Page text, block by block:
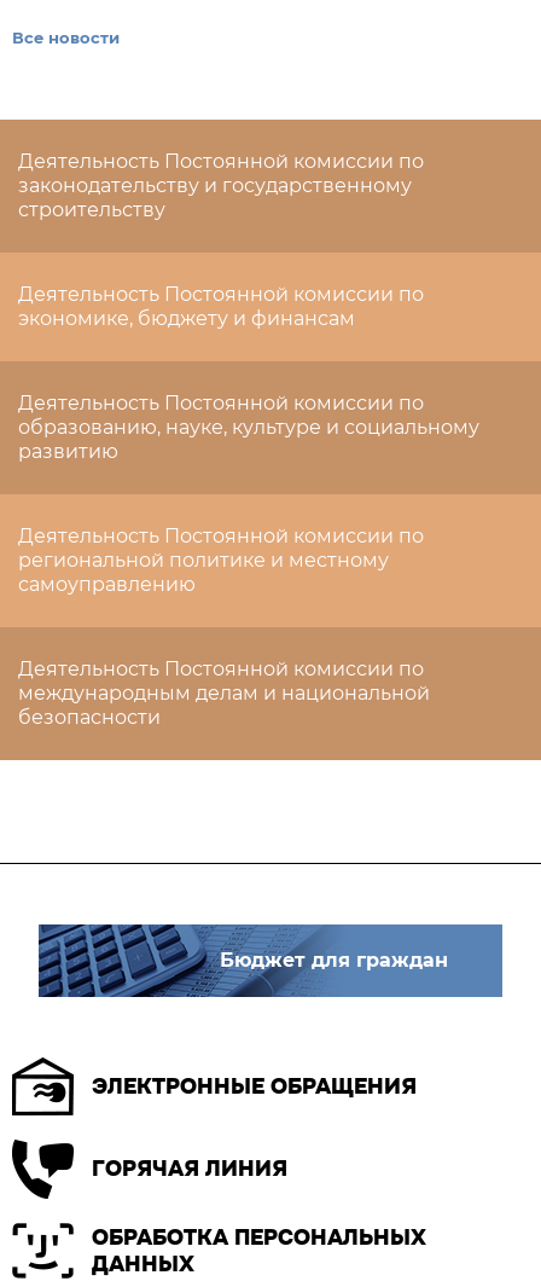
Все новости
Деятельность Постоянной комиссии по
законодательству и государственному
строительству
Деятельность Постоянной комиссии по
экономике, бюджету и финансам
Деятельность Постоянной комиссии по
образованию, науке, культуре и социальному
развитию
Деятельность Постоянной комиссии по
региональной политике и местному
самоуправлению
Деятельность Постоянной комиссии по
международным делам и национальной
безопасности
Бюджет для граждан
ЭЛЕКТРОННЫЕ ОБРАЩЕНИЯ
ГОРЯЧАЯ ЛИНИЯ
ОБРАБОТКА ПЕРСОНАЛЬНЫХ
ДАННЫХ